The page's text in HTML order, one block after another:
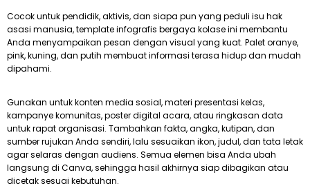
Cocok untuk pendidik, aktivis, dan siapa pun yang peduli isu hak
asasi manusia, template infografis bergaya kolase ini membantu
Anda menyampaikan pesan dengan visual yang kuat. Palet oranye,
pink, kuning, dan putih membuat informasi terasa hidup dan mudah
dipahami.
Gunakan untuk konten media sosial, materi presentasi kelas,
kampanye komunitas, poster digital acara, atau ringkasan data
untuk rapat organisasi. Tambahkan fakta, angka, kutipan, dan
sumber rujukan Anda sendiri, lalu sesuaikan ikon, judul, dan tata letak
agar selaras dengan audiens. Semua elemen bisa Anda ubah
langsung di Canva, sehingga hasil akhirnya siap dibagikan atau
dicetak sesuai kebutuhan.